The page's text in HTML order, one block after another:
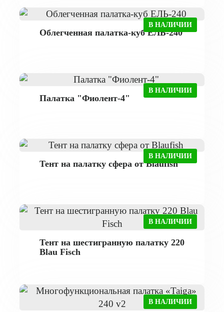
В НАЛИЧИИ
Облегченная палатка-куб ЕЛЬ-240
В НАЛИЧИИ
Палатка "Фиолент-4"
В НАЛИЧИИ
Тент на палатку сфера от Blaufish
В НАЛИЧИИ
Тент на шестигранную палатку 220
Blau Fisch
В НАЛИЧИИ